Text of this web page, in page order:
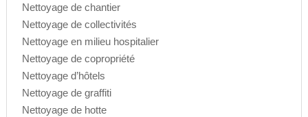
Nettoyage de chantier
Nettoyage de collectivités
Nettoyage en milieu hospitalier
Nettoyage de copropriété
Nettoyage d’hôtels
Nettoyage de graffiti
Nettoyage de hotte